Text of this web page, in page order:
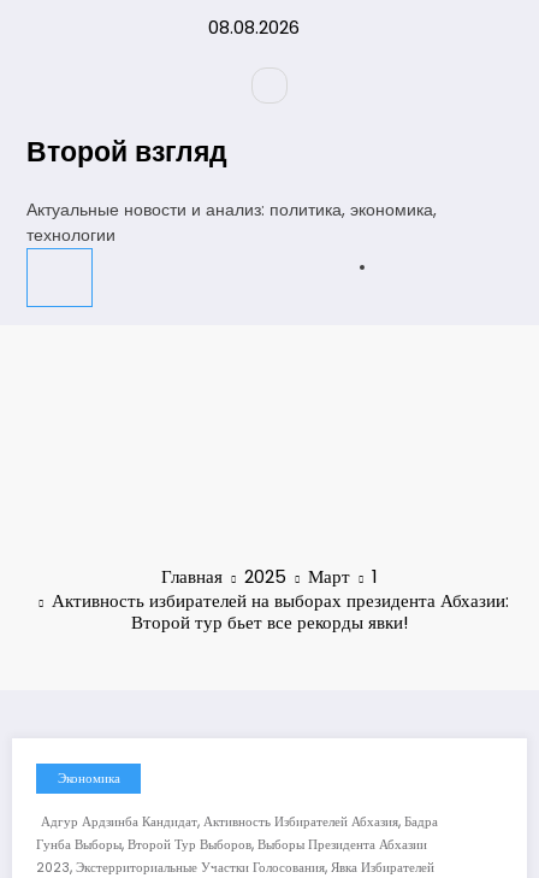
08.08.2026
Второй взгляд
Актуальные новости и анализ: политика, экономика,
технологии
Главная 2025 Март
1
Активность избирателей на выборах президента Абхазии:
Второй тур бьет все рекорды явки!
Экономика
Адгур Ардзинба Кандидат, Активность Избирателей Абхазия, Бадра
Гунба Выборы, Второй Тур Выборов, Выборы Президента Абхазии
2023, Экстерриториальные Участки Голосования, Явка Избирателей